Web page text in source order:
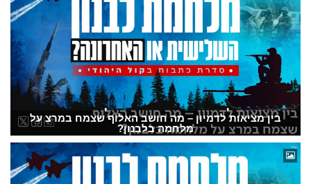
בין מציאות לדמיון – מה חושב האלוף שצמח במרצ על
מלחמה בלבנון?